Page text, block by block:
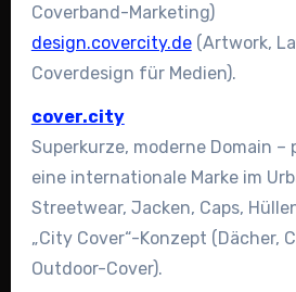
Coverband-Marketing)
design.covercity.de(Artwork,
Coverdesign für Medien).
cover.city
Superkurze, moderne Domain
eine internationale Marke im
Streetwear, Jacken, Caps,
„City Cover“-Konzept (Dächer,
Outdoor-Cover).